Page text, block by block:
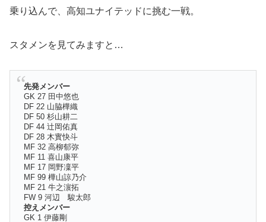
乗り込んで、高知ユナイテッドに挑む一戦。
スタメンを見てみますと…
先発メンバー
GK 27 田中悠也
DF 22 山脇樺織
DF 50 杉山耕二
DF 44 辻岡佑真
DF 28 木實快斗
MF 32 高柳郁弥
MF 11 喜山康平
MF 17 岡野凜平
MF 99 樺山諒乃介
MF 21 牛之濵拓
FW 9 河辺 駿太郎
控えメンバー
GK 1 伊藤剛